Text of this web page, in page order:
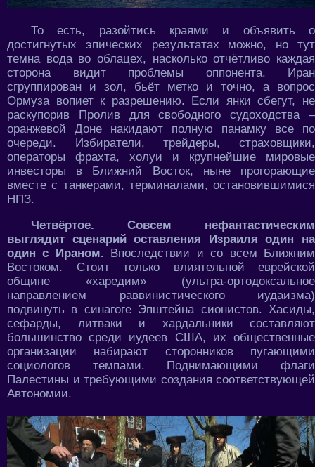
То есть, разойтись краями и объявить о
достигнутых эпических результатах можно, но тут
темна вода во облацех, насколько отчётливо каждая
сторона видит проблемы оппонента. Иран
сгруппирован и зол, бьёт метко и точно, а вопрос
Ормуза вопиет к разрешению. Если янки сбегут, не
раскупорив Пролив для свободного судоходства –
оранжевой Доне накидают полную панамку все по
очереди. Избиратели, трейдеры, страховщики,
операторы фрахта, холуи и крупнейшие мировые
инвесторы в Ближний Восток, ныне прогорающие
вместе с танкерами, терминалами, остановившимися
НПЗ.
Четвёртое. Совсем нефантастическим
выглядит сценарий оставления Израиля один на
один с Ираном. Впоследствии и со всем Ближним
Востоком. Стоит только влиятельной еврейской
общине «харедим» (ультра-ортодоксальное
направлением раввинистического иудаизма)
подвинуть в синагоге Эпштейна сионистов. Хасиды,
сефарды, литваки и хардальники составляют
большинство среди иудеев США, их общественные
организации набирают сторонников пугающими
социологов темпами. Поднимающими флаги
Палестины и требующими создания соответствующей
Автономии.